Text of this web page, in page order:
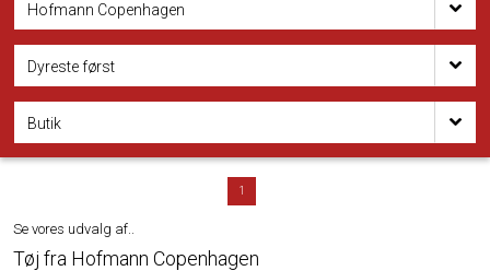
Hofmann Copenhagen
Dyreste først
Butik
1
Se vores udvalg af..
Tøj fra Hofmann Copenhagen